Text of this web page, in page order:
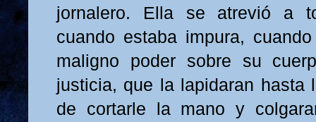
jornalero. Ella se atrevió a
cuando estaba impura,
maligno poder sobre su
justicia, que la lapidaran hasta
de cortarle la mano y